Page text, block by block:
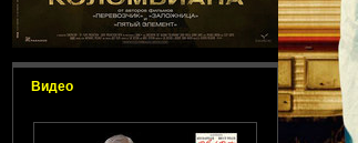
Видео